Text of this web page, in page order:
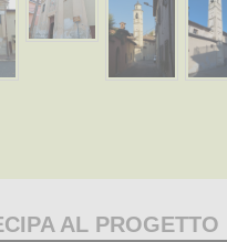
AL PROGETTO